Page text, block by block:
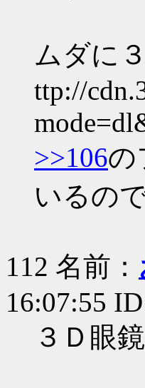
ムダに
ttp://
>>106の
いるの
112 名前：
16:07:55
３Ｄ眼